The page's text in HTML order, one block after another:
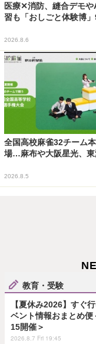
医療✕消防、縫合デモや
習も「おしごと体験博
2026.8.6
全国高校麻雀32チーム
場…麻布や大阪星光、東
2026.8.5
教育・受験
【夏休み2026】すぐ
ベント情報おまとめ便
15開催＞
2026.8.7 Fri 19:45